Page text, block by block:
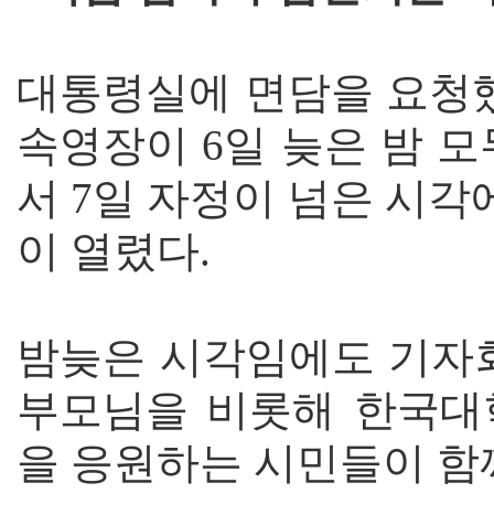
대통령실에 면담을 요청
속영장이 6일 늦은 밤
서 7일 자정이 넘은 시각
이 열렸다.
밤늦은 시각임에도 기
부모님을 비롯해 한국
을 응원하는 시민들이 함